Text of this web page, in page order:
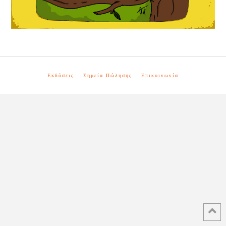
Εκδόσεις Σημεία Πώλησης Επικοινωνία